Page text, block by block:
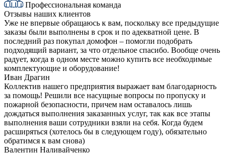
Профессиональная команда
Отзывы наших клиентов
Уже не впервые обращаюсь к вам, поскольку все предыдущие
заказы были выполнены в срок и по адекватной цене. В
последний раз покупал домофон – помогли подобрать
подходящий вариант, за что отдельное спасибо. Вообще очень
радует, когда в одном месте можно купить все необходимые
комплектующие и оборудование!
Иван Драгин
Коллектив нашего предприятия выражает вам благодарность
за помощь! Решили все насущные вопросы по пропуску и
пожарной безопасности, причем нам оставалось лишь
дождаться выполнения заказанных услуг, так как все этапы
выполнения ваши сотрудники взяли на себя. Когда будем
расширяться (хотелось бы в следующем году), обязательно
обратимся к вам снова)
Валентин Наливайченко